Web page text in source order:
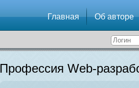
Главная Об авторе
Профессия Web-